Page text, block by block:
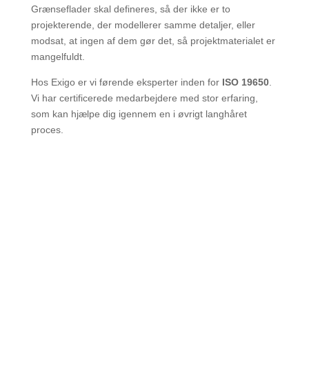
Grænseflader skal defineres, så der ikke er to
projekterende, der modellerer samme detaljer, eller
modsat, at ingen af dem gør det, så projektmaterialet er
mangelfuldt.
Hos Exigo er vi førende eksperter inden for ISO 19650.
Vi har certificerede medarbejdere med stor erfaring,
som kan hjælpe dig igennem en i øvrigt langhåret
proces.